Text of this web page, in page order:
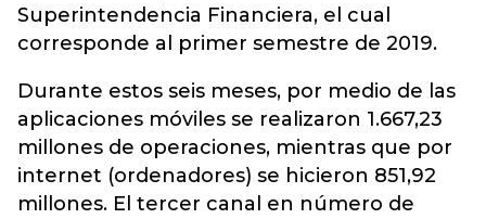
Superintendencia Financiera, el cual
corresponde al primer semestre de 2019.
Durante estos seis meses, por medio de las
aplicaciones móviles se realizaron 1.667,23
millones de operaciones, mientras que por
internet (ordenadores) se hicieron 851,92
millones. El tercer canal en número de